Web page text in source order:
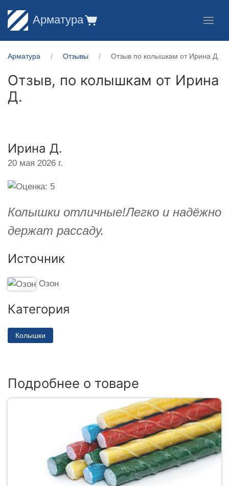
Арматура
Арматура Отзывы Отзыв по колышкам от Ирина Д.
Отзыв, по колышкам от Ирина
Д.
Ирина Д.
20 мая 2026 г.
Колышки отличные!Легко и надёжно
держат рассаду.
Источник
Озон
Категория
Колышки
Подробнее о товаре